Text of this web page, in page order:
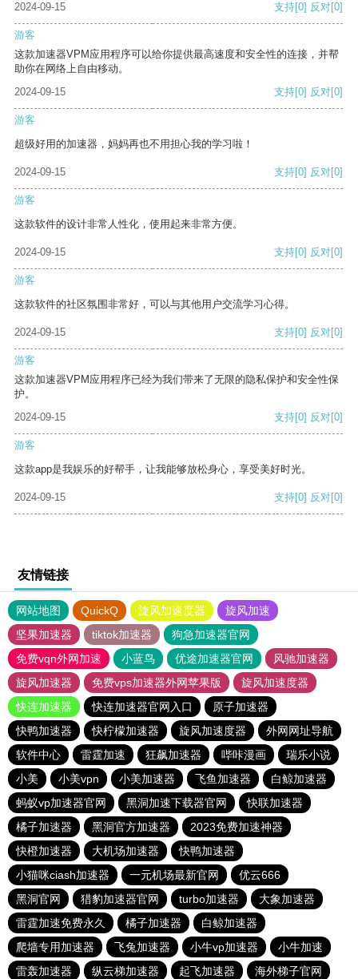
2024-09-15 支持[0] 反对[0]
游客
这款加速器VPM应用程序可以给你提供最高速度和安全性的连接，并帮
助你在网络上自由移动。
2024-09-15
支持[0] 反对[0]
游客
超级好用的加速器，妈妈再也不用担心我的学习啦！
2024-09-15 支持[0] 反对[0]
游客
这款软件的设计非常人性化，使用起来非常方便。
2024-09-15 支持[0] 反对[0]
游客
这款软件的社区氛围非常好，可以与其他用户交流学习心得。
2024-09-15 支持[0] 反对[0]
游客
这款加速器VPM应用程序已经为我们带来了无限的隐私保护和安全性保
护。
2024-09-15
支持[0] 反对[0]
游客
这款app是我娱乐的好帮手，让我能够放松身心，享受美好时光。
2024-09-15 支持[0] 反对[0]
友情链接
网站地图 QuickQ 旋风加速度器
旋风加速
坚果加速器
tiktok加速器
狗急加速器官网
免费vqn外网加速
小蓝鸟 优途加速器官网
风驰加速器
旋风加速器
免费vps加速器外网苹果版
旋风加速度器
快连加速器
快连加速器官网入口
原子加速器
快鸭加速器
快柠檬加速器 旋风加速度器
外网网址导航
软件中心
雷霆加速 狂飙加速器 哔咔漫画
瑞乐小说
小美
小美vpn 小美加速器 飞鱼加速器
白鲸加速器
蚂蚁vp加速器官网
黑洞加速下载器官网
快联加速器
橘子加速器
黑洞官方加速器
2023免费加速神器
快橙加速器
大机场加速器
快鸭加速器
小猫咪ciash加速器
一元机场最新官网
优云666
黑洞官网
猎豹加速器官网 turbo加速器
大象加速器
雷霆加速免费永久
橘子加速器
白鲸加速器
爬墙专用加速器
飞兔加速器 小牛vp加速器
小牛加速
雷轰加速器
纵云梯加速器 起飞加速器 海外梯子官网